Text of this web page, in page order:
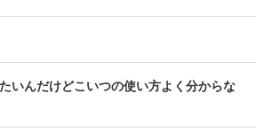
いんだけどこいつの使い方よく分からな